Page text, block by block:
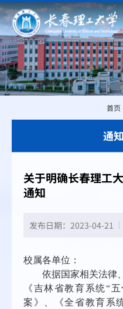
通
首页
关于明确长春理工
通知
发布日期：2023-04-21
校属各单位：
依据国家相关法律
《吉林省教育系统“
案》、《全省教育系